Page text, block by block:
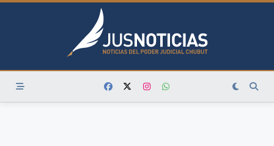
Skip